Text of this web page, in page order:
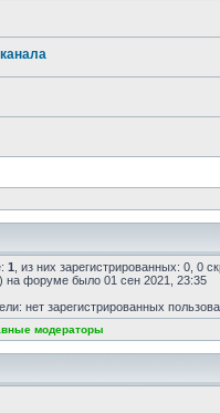
1 , из них зарегистрированных: 0, 0
) на форуме было 01 сен 2021, 23:35
нет зарегистрированных
модераторы